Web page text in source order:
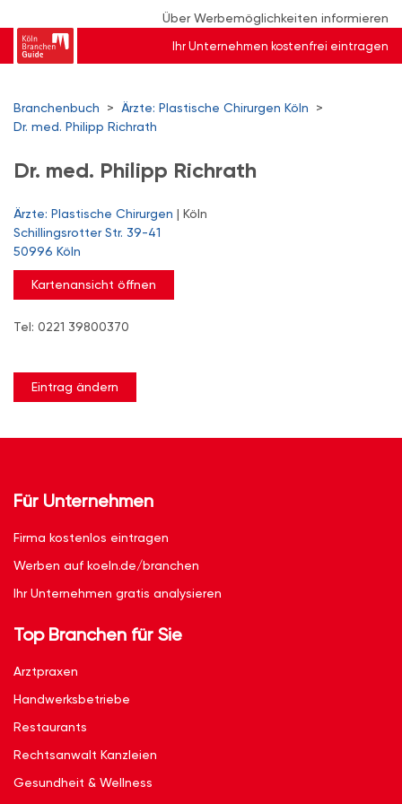
Über Werbemöglichkeiten informieren
Ihr Unternehmen kostenfrei eintragen
Branchenbuch > Ärzte: Plastische Chirurgen Köln
>
Dr. med. Philipp Richrath
Dr. med. Philipp Richrath
Ärzte: Plastische Chirurgen | Köln
Schillingsrotter Str. 39-41
50996 Köln
Kartenansicht öffnen
Tel: 0221 39800370
Eintrag ändern
Für Unternehmen
Firma kostenlos eintragen
Werben auf koeln.de/branchen
Ihr Unternehmen gratis analysieren
Top Branchen für Sie
Arztpraxen
Handwerksbetriebe
Restaurants
Rechtsanwalt Kanzleien
Gesundheit & Wellness